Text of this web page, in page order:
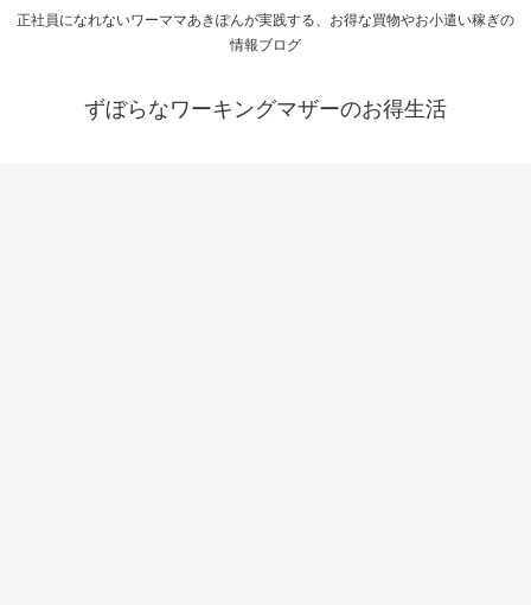
正社員になれないワーママあきぽんが実践する、お得な買物やお小遣い稼ぎの
情報ブログ
ずぼらなワーキングマザーのお得生活